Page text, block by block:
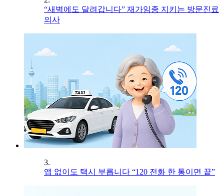
“새벽에도 달려갑니다” 재가임종 지키는 방문진료
의사
3.
앱 없이도 택시 부릅니다 “120 전화 한 통이면 끝”